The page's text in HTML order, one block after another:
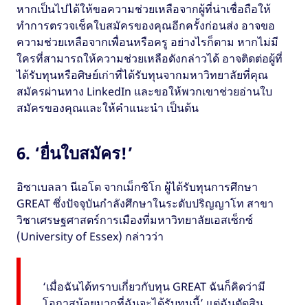
หากเป็นไปได้ให้ขอความช่วยเหลือจากผู้ที่น่าเชื่อถือให้
ทำการตรวจเช็คใบสมัครของคุณอีกครั้งก่อนส่ง อาจขอ
ความช่วยเหลือจากเพื่อนหรือครู อย่างไรก็ตาม หากไม่มี
ใครที่สามารถให้ความช่วยเหลือดังกล่าวได้ อาจติดต่อผู้ที่
ได้รับทุนหรือศิษย์เก่าที่ได้รับทุนจากมหาวิทยาลัยที่คุณ
สมัครผ่านทาง LinkedIn และขอให้พวกเขาช่วยอ่านใบ
สมัครของคุณและให้คำแนะนำ เป็นต้น
6. ‘ยื่นใบสมัคร!’
อิซาเบลลา นีเอโต จากเม็กซิโก ผู้ได้รับทุนการศึกษา
GREAT ซึ่งปัจจุบันกําลังศึกษาในระดับปริญญาโท สาขา
วิชาเศรษฐศาสตร์การเมืองที่มหาวิทยาลัยเอสเซ็กซ์
(University of Essex) กล่าวว่า
‘เมื่อฉันได้ทราบเกี่ยวกับทุน GREAT ฉันก็คิดว่ามี